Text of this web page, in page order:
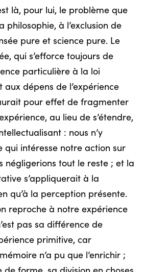
là, pour lui, le problème que
philosophie, à l’exclusion de
pure et science pure. Le
qui s’efforce toujours de
particulière à la loi
dépens de l’expérience
pour effet de fragmenter
au lieu de s’étendre,
: nous n’y
qui intéresse notre action sur
négligerions tout le reste ; et la
s’appliquerait à la
qu’à la perception présente.
reproche à notre expérience
pas sa différence de
primitive, car
n’a pu que l’enrichir ;